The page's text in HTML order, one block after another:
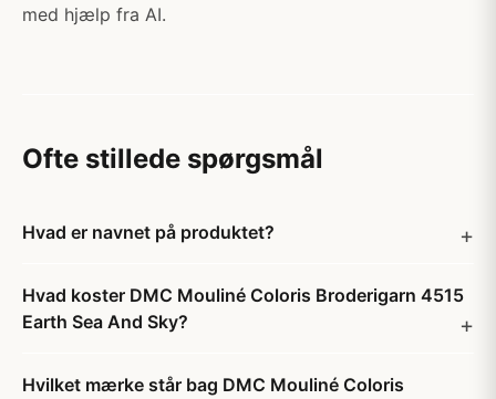
med hjælp fra AI.
Ofte stillede spørgsmål
Hvad er navnet på produktet?
Hvad koster DMC Mouliné Coloris Broderigarn 4515
Earth Sea And Sky?
Hvilket mærke står bag DMC Mouliné Coloris